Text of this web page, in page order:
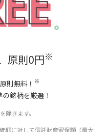
原則0円※
則無料！ ※
銘柄を厳選！
除きます。
額に対して信託財産留保額（最大